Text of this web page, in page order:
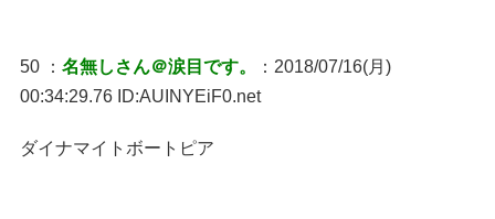
50 ： 名無しさん＠涙目です。
：2018/07/16(月)
00:34:29.76 ID:AUINYEiF0.net
ダイナマイトボートピア